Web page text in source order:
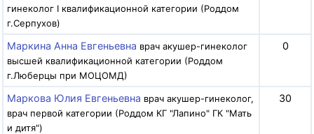
гинеколог I квалификационной категории (Роддом
г.Серпухов)
Маркина Анна Евгеньевна врач акушер-гинеколог
высшей квалификационной категории (Роддом
г.Люберцы при МОЦОМД)
0
Маркова Юлия Евгеньевна врач акушер-гинеколог,
врач первой категории (Роддом КГ "Лапино" ГК "Мать
и дитя")
30